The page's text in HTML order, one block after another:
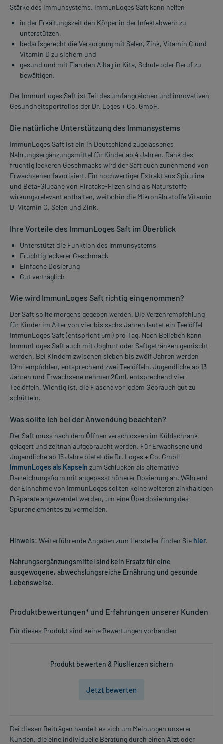
Stärke des Immunsystems. ImmunLoges Saft kann helfen
in der Erkältungszeit den Körper in der Infektabwehr zu
unterstützen,
bedarfsgerecht die Versorgung mit Selen, Zink, Vitamin C und
Vitamin D zu sichern und
gesund und mit Elan den Alltag in Kita, Schule oder Beruf zu
bewältigen.
Der ImmunLoges Saft ist Teil des umfangreichen und innovativen
Gesundheitsportfolios der Dr. Loges + Co. GmbH.
Die natürliche Unterstützung des Immunsystems
ImmunLoges Saft ist ein in Deutschland zugelassenes
Nahrungsergänzungsmittel für Kinder ab 4 Jahren. Dank des
fruchtig leckeren Geschmacks wird der Saft auch zunehmend von
Erwachsenen favorisiert. Ein hochwertiger Extrakt aus Spirulina
und Beta-Glucane von Hiratake-Pilzen sind als Naturstoffe
wirkungsrelevant enthalten, weiterhin die Mikronährstoffe Vitamin
D, Vitamin C, Selen und Zink.
Ihre Vorteile des ImmunLoges Saft im Überblick
Unterstützt die Funktion des Immunsystems
Fruchtig leckerer Geschmack
Einfache Dosierung
Gut verträglich
Wie wird ImmunLoges Saft richtig eingenommen?
Der Saft sollte morgens gegeben werden. Die Verzehrempfehlung
für Kinder im Alter von vier bis sechs Jahren lautet ein Teelöffel
ImmunLoges Saft (entspricht 5ml) pro Tag. Nach Belieben kann
ImmunLoges Saft auch mit Joghurt oder Saftgetränken gemischt
werden. Bei Kindern zwischen sieben bis zwölf Jahren werden
10ml empfohlen, entsprechend zwei Teelöffeln. Jugendliche ab 13
Jahren und Erwachsene nehmen 20ml, entsprechend vier
Teelöffeln. Wichtig ist, die Flasche vor jedem Gebrauch gut zu
schütteln.
Was sollte ich bei der Anwendung beachten?
Der Saft muss nach dem Öffnen verschlossen im Kühlschrank
gelagert und zeitnah aufgebraucht werden. Für Erwachsene und
Jugendliche ab 15 Jahre bietet die Dr. Loges + Co. GmbH
ImmunLoges als Kapseln zum Schlucken als alternative
Darreichungsform mit angepasst höherer Dosierung an. Während
der Einnahme von ImmunLoges sollten keine weiteren zinkhaltigen
Präparate angewendet werden, um eine Überdosierung des
Spurenelementes zu vermeiden.
Hinweis: Weiterführende Angaben zum Hersteller finden Sie hier.
Nahrungsergänzungsmittel sind kein Ersatz für eine
ausgewogene, abwechslungsreiche Ernährung und gesunde
Lebensweise.
Produktbewertungen* und Erfahrungen unserer Kunden
Für dieses Produkt sind keine Bewertungen vorhanden
Produkt bewerten & PlusHerzen sichern
Jetzt bewerten
Bei diesen Beiträgen handelt es sich um Meinungen unserer
Kunden, die eine individuelle Beratung durch einen Arzt oder